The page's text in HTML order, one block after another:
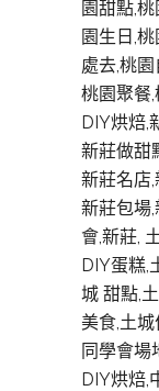
園甜點,
園生日,
處去,桃
桃園聚餐
DIY烘焙,
新莊做甜
新莊名店
新莊包場
會,新莊,
DIY蛋糕,
城 甜點,
美食,土
同學會場
DIY烘焙,